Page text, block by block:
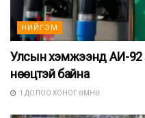
НИЙГЭМ
Улсын хэмжээнд АИ-92
нөөцтэй байна
1 ДОЛОО ХОНОГ ӨМНӨ